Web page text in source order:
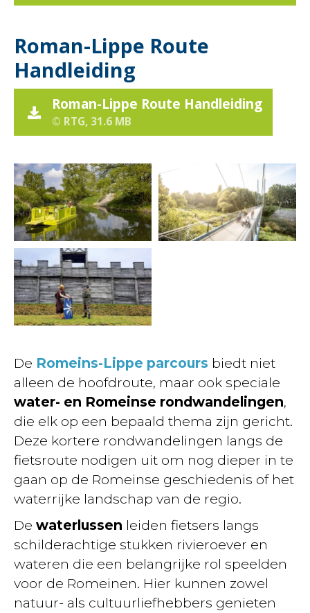
Roman-Lippe Route
Handleiding
Roman-Lippe Route Handleiding
© RTG, 31.6 MB
De Romeins-Lippe parcours biedt niet
alleen de hoofdroute, maar ook speciale
water- en Romeinse rondwandelingen,
die elk op een bepaald thema zijn gericht.
Deze kortere rondwandelingen langs de
fietsroute nodigen uit om nog dieper in te
gaan op de Romeinse geschiedenis of het
waterrijke landschap van de regio.
De waterlussen leiden fietsers langs
schilderachtige stukken rivieroever en
wateren die een belangrijke rol speelden
voor de Romeinen. Hier kunnen zowel
natuur- als cultuurliefhebbers genieten